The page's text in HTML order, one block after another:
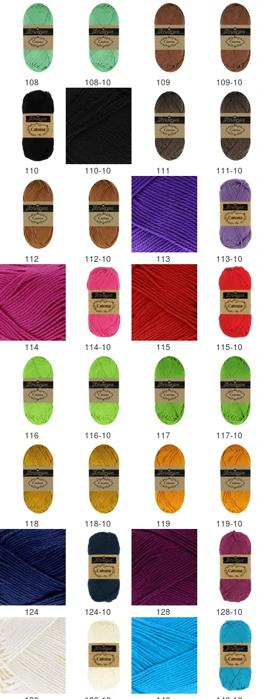
108 108-10 109 109-10
110 110-10 111 111-10
112 112-10 113 113-10
114 114-10 115 115-10
116 116-10 117 117-10
118 118-10 119 119-10
124 124-10 128 128-10